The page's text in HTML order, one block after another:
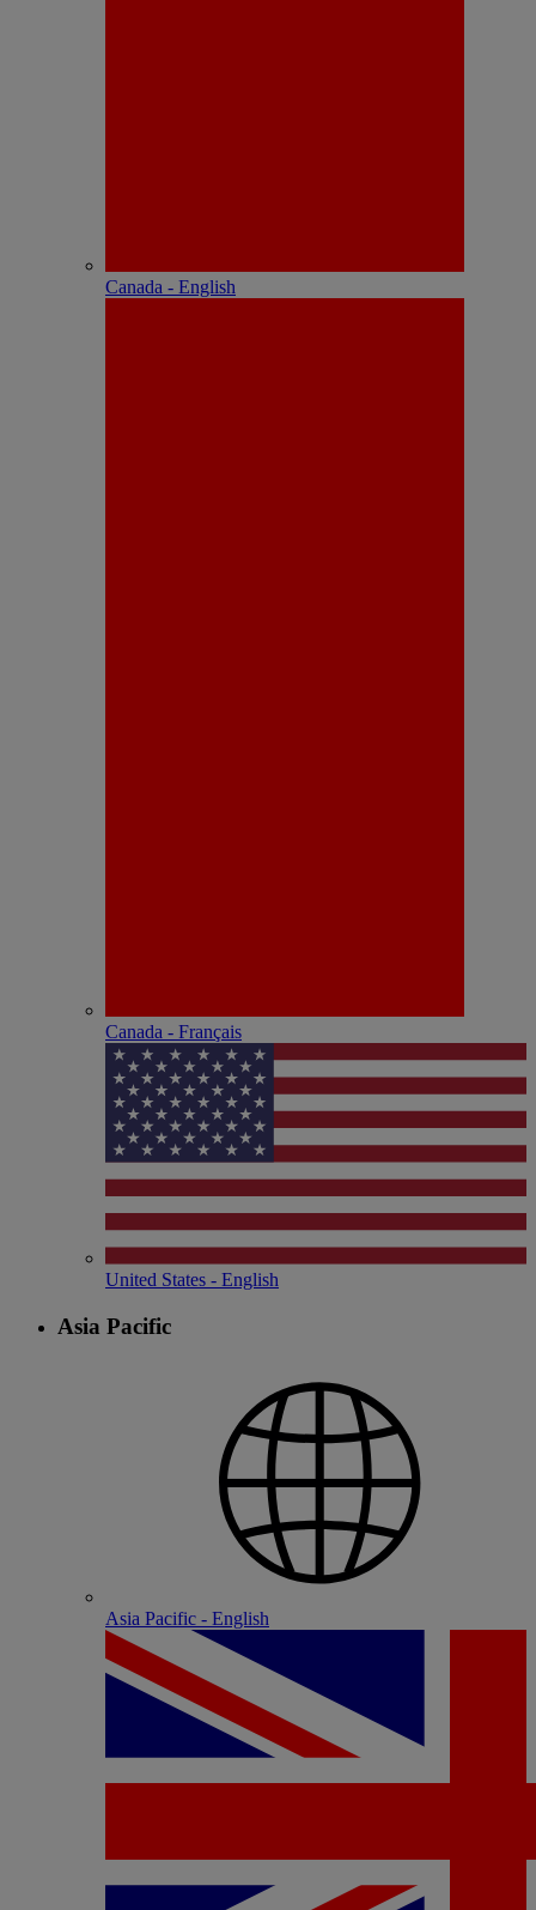
Canada - English
Canada - Français
United States - English
Asia Pacific
Asia Pacific - English